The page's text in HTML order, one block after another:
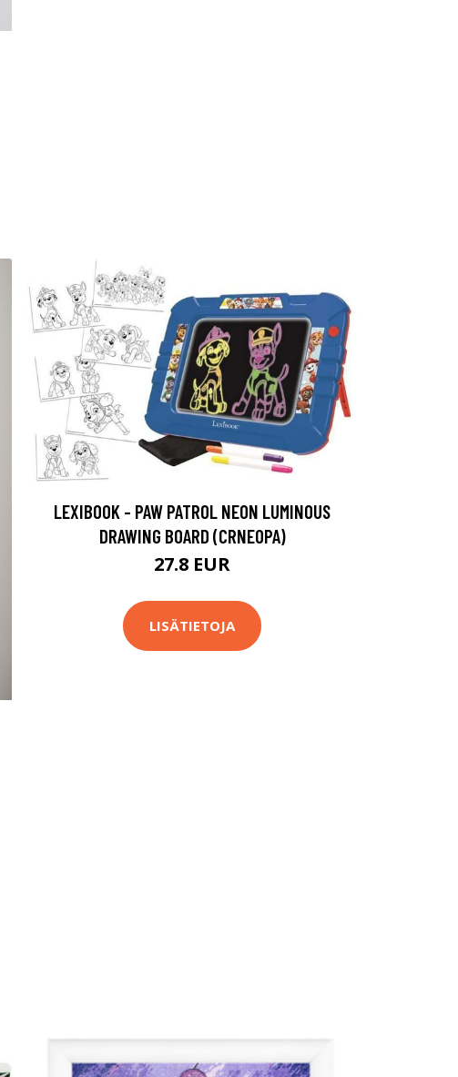
LEXIBOOK - PAW PATROL NEON LUMINOUS
DRAWING BOARD (CRNEOPA)
27.8 EUR
LISÄTIETOJA